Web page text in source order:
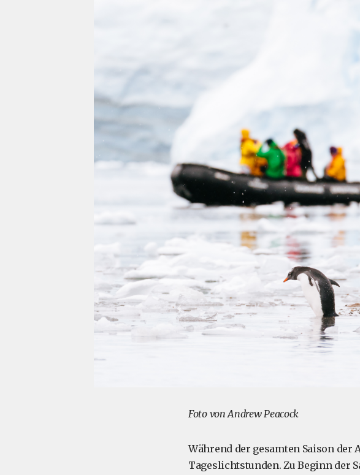
Foto von Andrew Peacock
Während der gesamten Saison
Tageslichtstunden. Zu Beginn der